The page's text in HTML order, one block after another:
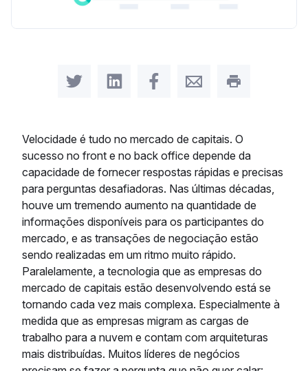
Share on TwitterShare on LinkedIn
Share on Facebook
Share by Email
Print this
Velocidade é tudo no mercado de capitais. O
sucesso no front e no back office depende da
capacidade de fornecer respostas rápidas e precisas
para perguntas desafiadoras. Nas últimas décadas,
houve um tremendo aumento na quantidade de
informações disponíveis para os participantes do
mercado, e as transações de negociação estão
sendo realizadas em um ritmo muito rápido.
Paralelamente, a tecnologia que as empresas do
mercado de capitais estão desenvolvendo está se
tornando cada vez mais complexa. Especialmente à
medida que as empresas migram as cargas de
trabalho para a nuvem e contam com arquiteturas
mais distribuídas. Muitos líderes de negócios